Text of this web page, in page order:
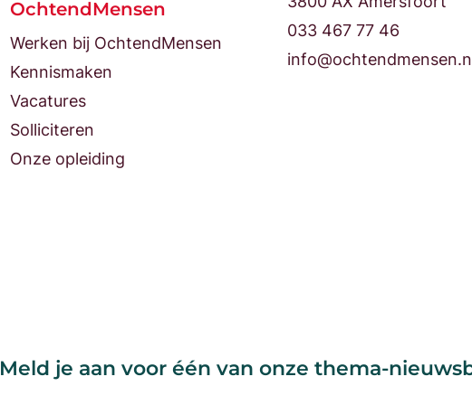
OchtendMensen
Werken bij OchtendMensen
Kennismaken
Vacatures
Solliciteren
Onze opleiding
033 467 77 46
Meld je aan voor één van onze thema-